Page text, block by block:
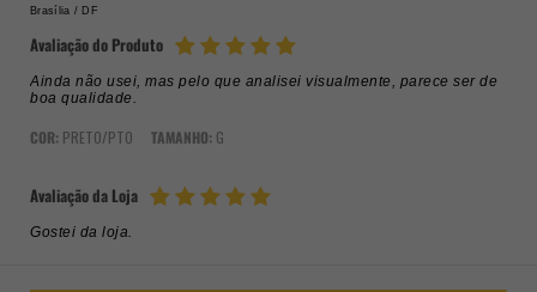
Brasília / DF
Avaliação do Produto
Ainda não usei, mas pelo que analisei visualmente, parece ser de
boa qualidade.
COR: PRETO/PTO TAMANHO: G
Avaliação da Loja
Gostei da loja.